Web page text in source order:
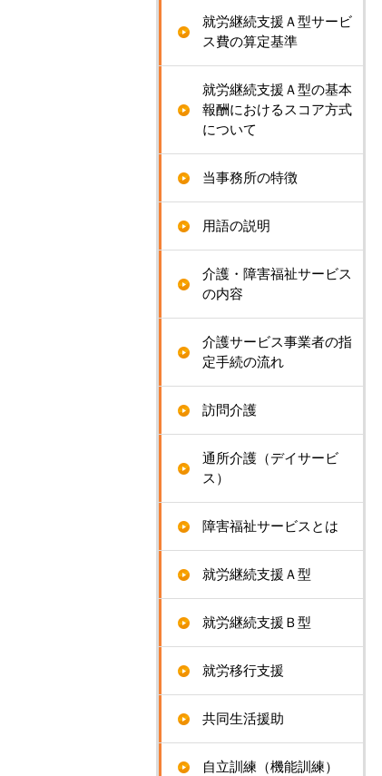
就労継続支援Ａ型サービ
ス費の算定基準
就労継続支援Ａ型の基本
報酬におけるスコア方式
について
当事務所の特徴
用語の説明
介護・障害福祉サービス
の内容
介護サービス事業者の指
定手続の流れ
訪問介護
通所介護（デイサービ
ス）
障害福祉サービスとは
就労継続支援Ａ型
就労継続支援Ｂ型
就労移行支援
共同生活援助
自立訓練（機能訓練）